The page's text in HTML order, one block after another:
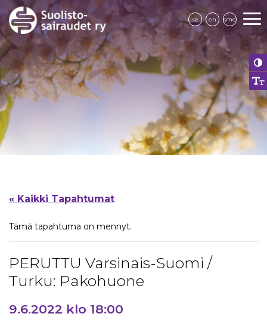
se en sme
« Kaikki Tapahtumat
Tämä tapahtuma on mennyt.
PERUTTU Varsinais-Suomi /
Turku: Pakohuone
9.6.2022 klo 18:00